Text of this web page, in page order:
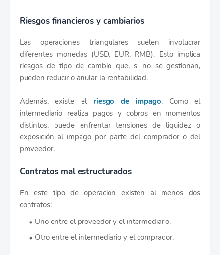
Riesgos financieros y cambiarios
Las operaciones triangulares suelen involucrar
diferentes monedas (USD, EUR, RMB). Esto implica
riesgos de tipo de cambio que, si no se gestionan,
pueden reducir o anular la rentabilidad.
Además, existe el riesgo de impago. Como el
intermediario realiza pagos y cobros en momentos
distintos, puede enfrentar tensiones de liquidez o
exposición al impago por parte del comprador o del
proveedor.
Contratos mal estructurados
En este tipo de operación existen al menos dos
contratos:
Uno entre el proveedor y el intermediario.
Otro entre el intermediario y el comprador.